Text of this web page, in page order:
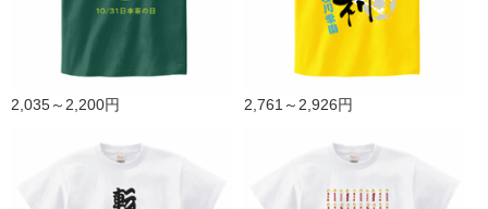
2,035～2,200円 2,761～2,926円